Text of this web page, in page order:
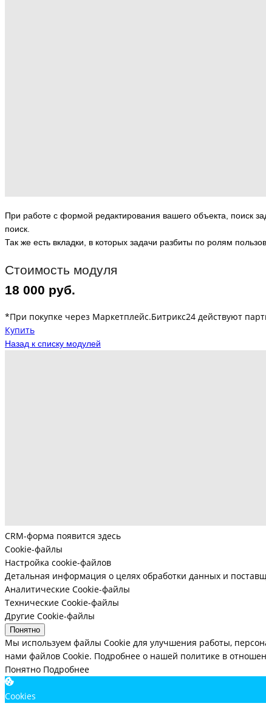
При работе с формой редактирования вашего объекта, поиск
поиск.
Так же есть вкладки, в которых задачи разбиты по ролям
Стоимость модуля
18 000 руб.
*При покупке через Маркетплейс.Битрикс24 действуют
Купить
Назад к списку модулей
CRM-форма появится здесь
Cookie-файлы
Настройка cookie-файлов
Детальная информация о целях обработки данных и
Аналитические Cookie-файлы
Технические Cookie-файлы
Другие Cookie-файлы
Понятно
Мы используем файлы Cookie для улучшения работы,
нами файлов Cookie. Подробнее о нашей политике в
Понятно Подробнее
Cookies